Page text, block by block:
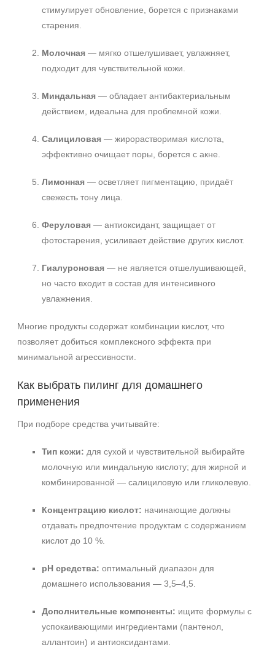
стимулирует обновление, борется с признаками
старения.
Молочная — мягко отшелушивает, увлажняет,
подходит для чувствительной кожи.
Миндальная — обладает антибактериальным
действием, идеальна для проблемной кожи.
Салициловая — жирорастворимая кислота,
эффективно очищает поры, борется с акне.
Лимонная — осветляет пигментацию, придаёт
свежесть тону лица.
Феруловая — антиоксидант, защищает от
фотостарения, усиливает действие других кислот.
Гиалуроновая — не является отшелушивающей,
но часто входит в состав для интенсивного
увлажнения.
Многие продукты содержат комбинации кислот, что
позволяет добиться комплексного эффекта при
минимальной агрессивности.
Как выбрать пилинг для домашнего
применения
При подборе средства учитывайте:
Тип кожи: для сухой и чувствительной выбирайте
молочную или миндальную кислоту; для жирной и
комбинированной — салициловую или гликолевую.
Концентрацию кислот: начинающие должны
отдавать предпочтение продуктам с содержанием
кислот до 10 %.
pH средства: оптимальный диапазон для
домашнего использования — 3,5–4,5.
Дополнительные компоненты: ищите формулы с
успокаивающими ингредиентами (пантенол,
аллантоин) и антиоксидантами.